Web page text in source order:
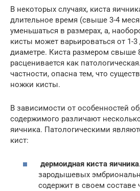
В некоторых случаях, киста
длительное время (свыше 3-4
уменьшаться в размерах, а,
кисты может варьироваться от 1-3
диаметре. Киста размером свыше
расценивается как
частности, опасна тем, что
ножки кисты.
В зависимости от особенностей
содержимого различают
яичника. Патологическими
кист:
дермоидная киста яичника
зародышевых
содержит в своем составе